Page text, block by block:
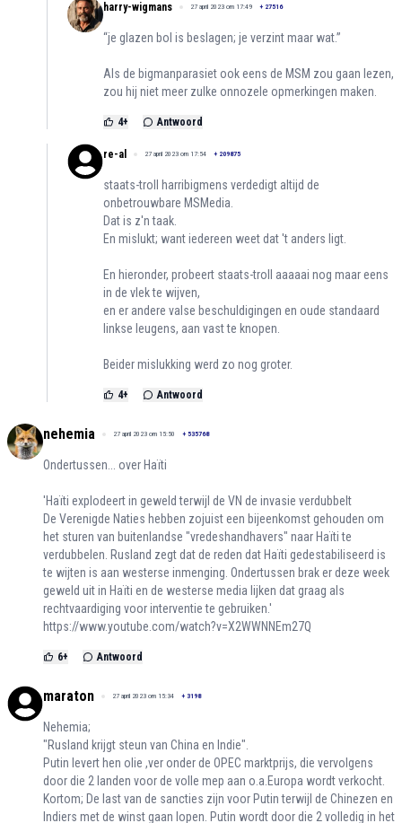
harry-wigmans 27 april 2023 om 17:49 + 27516
“je glazen bol is beslagen; je verzint maar wat.”
Als de bigmanparasiet ook eens de MSM zou gaan lezen,
zou hij niet meer zulke onnozele opmerkingen maken.
4+ Antwoord
re-al 27 april 2023 om 17:54 + 209875
staats-troll harribigmens verdedigt altijd de
onbetrouwbare MSMedia.
Dat is z'n taak.
En mislukt; want iedereen weet dat 't anders ligt.
En hieronder, probeert staats-troll aaaaai nog maar eens
in de vlek te wijven,
en er andere valse beschuldigingen en oude standaard
linkse leugens, aan vast te knopen.
Beider mislukking werd zo nog groter.
4+ Antwoord
nehemia 27 april 2023 om 15:50 + 535768
Ondertussen... over Haïti
'Haïti explodeert in geweld terwijl de VN de invasie verdubbelt
De Verenigde Naties hebben zojuist een bijeenkomst gehouden om
het sturen van buitenlandse "vredeshandhavers" naar Haïti te
verdubbelen. Rusland zegt dat de reden dat Haïti gedestabiliseerd is
te wijten is aan westerse inmenging. Ondertussen brak er deze week
geweld uit in Haïti en de westerse media lijken dat graag als
rechtvaardiging voor interventie te gebruiken.'
https://www.youtube.com/watch?v=X2WWNNEm27Q
6+ Antwoord
maraton 27 april 2023 om 15:34 + 3198
Nehemia;
"Rusland krijgt steun van China en Indie".
Putin levert hen olie ,ver onder de OPEC marktprijs, die vervolgens
door die 2 landen voor de volle mep aan o.a.Europa wordt verkocht.
Kortom; De last van de sancties zijn voor Putin terwijl de Chinezen en
Indiers met de winst gaan lopen. Putin wordt door die 2 volledig in het